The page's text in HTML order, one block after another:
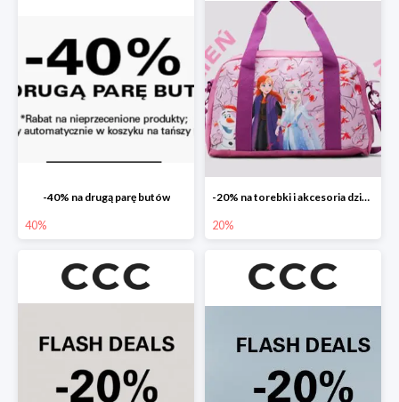
-40% na drugą parę butów
40%
-20% na torebki i akcesoria dziecięce
20%